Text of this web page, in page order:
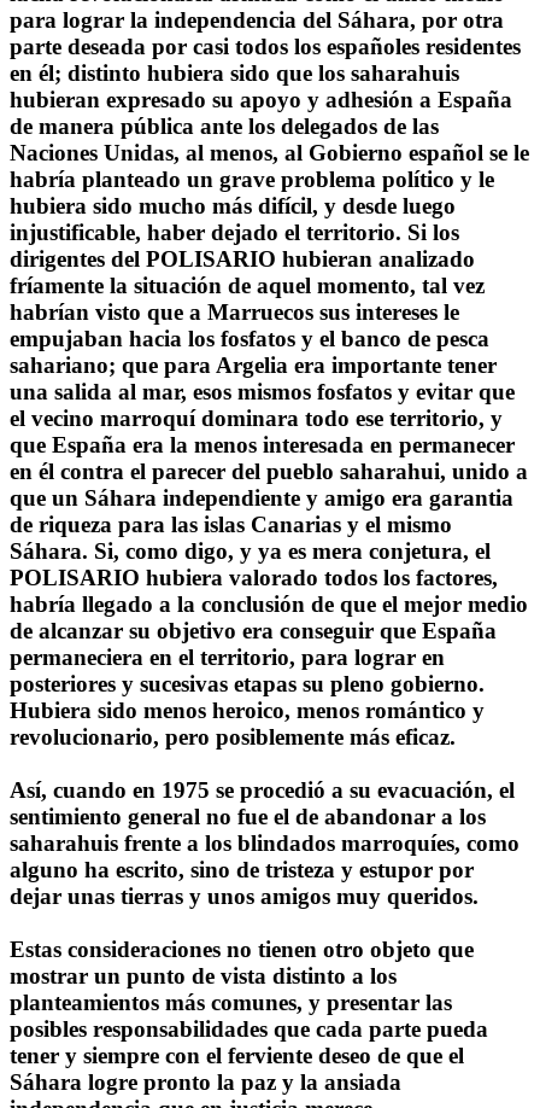
para lograr la independencia del Sáhara, por otra
parte deseada por casi todos los españoles residentes
en él; distinto hubiera sido que los saharahuis
hubieran expresado su apoyo y adhesión a España
de manera pública ante los delegados de las
Naciones Unidas, al menos, al Gobierno español se le
habría planteado un grave problema político y le
hubiera sido mucho más difícil, y desde luego
injustificable, haber dejado el territorio. Si los
dirigentes del POLISARIO hubieran analizado
fríamente la situación de aquel momento, tal vez
habrían visto que a Marruecos sus intereses le
empujaban hacia los fosfatos y el banco de pesca
sahariano; que para Argelia era importante tener
una salida al mar, esos mismos fosfatos y evitar que
el vecino marroquí dominara todo ese territorio, y
que España era la menos interesada en permanecer
en él contra el parecer del pueblo saharahui, unido a
que un Sáhara independiente y amigo era garantia
de riqueza para las islas Canarias y el mismo
Sáhara. Si, como digo, y ya es mera conjetura, el
POLISARIO hubiera valorado todos los factores,
habría llegado a la conclusión de que el mejor medio
de alcanzar su objetivo era conseguir que España
permaneciera en el territorio, para lograr en
posteriores y sucesivas etapas su pleno gobierno.
Hubiera sido menos heroico, menos romántico y
revolucionario, pero posiblemente más eficaz.
Así, cuando en 1975 se procedió a su evacuación, el
sentimiento general no fue el de abandonar a los
saharahuis frente a los blindados marroquíes, como
alguno ha escrito, sino de tristeza y estupor por
dejar unas tierras y unos amigos muy queridos.
Estas consideraciones no tienen otro objeto que
mostrar un punto de vista distinto a los
planteamientos más comunes, y presentar las
posibles responsabilidades que cada parte pueda
tener y siempre con el ferviente deseo de que el
Sáhara logre pronto la paz y la ansiada